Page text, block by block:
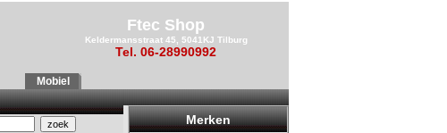
Ftec Shop
Keldermansstraat 45, 5041KJ Tilburg
Tel. 06-28990992
Mobiel
Merken